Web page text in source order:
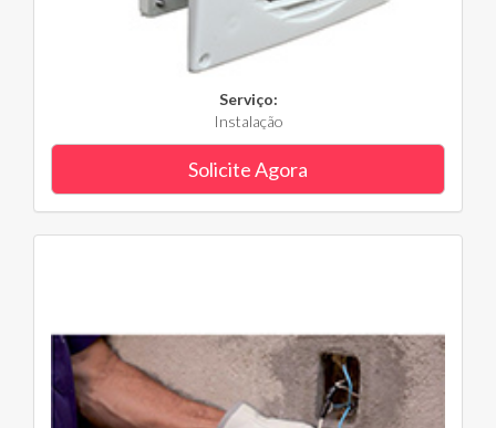
Serviço:
Instalação
Solicite Agora